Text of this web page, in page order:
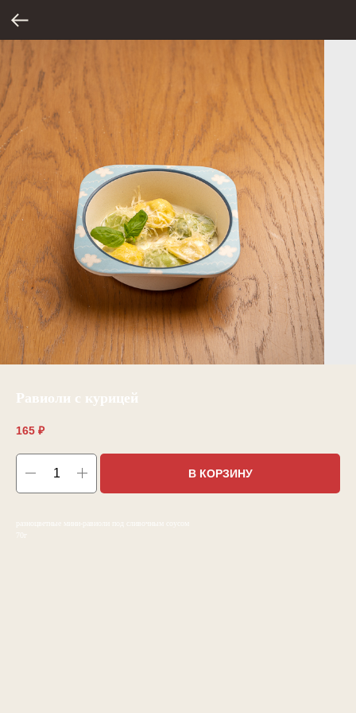
Равиоли с курицей
165 ₽
В КОРЗИНУ
разноцветные мини-равиоли под сливочным соусом